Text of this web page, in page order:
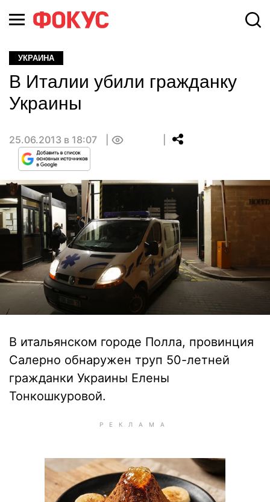
УКРАИНА
В Италии убили гражданку
Украины
25.06.2013 в 18:07
В итальянском городе Полла, провинция
Салерно обнаружен труп 50-летней
гражданки Украины Елены
Тонкошкуровой.